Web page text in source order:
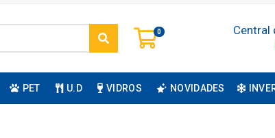
0 Central
PET U.D VIDROS NOVIDADES